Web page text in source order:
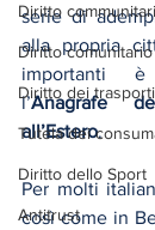
Diritto
Diritto comunitario
Diritto dei trasporti
Tutela dei
Diritto dello Sport
Antitrust
serie di
alla propria
importanti è
l’Anagrafe
all’Estero.
Per molti
così come in